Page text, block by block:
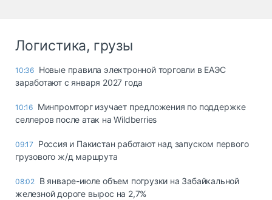
Логистика, грузы
10:36 Новые правила электронной торговли в ЕАЭС
заработают с января 2027 года
10:16 Минпромторг изучает предложения по поддержке
селлеров после атак на Wildberries
09:17
Россия и Пакистан работают над запуском первого
грузового ж/д маршрута
08:02 В январе-июле объем погрузки на Забайкальной
железной дороге вырос на 2,7%